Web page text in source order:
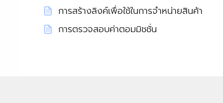
การสร้างลิงค์เพื่อใช้ในการจำหน่ายสินค้า
การตรวจสอบค่าตอมมิชชั่น